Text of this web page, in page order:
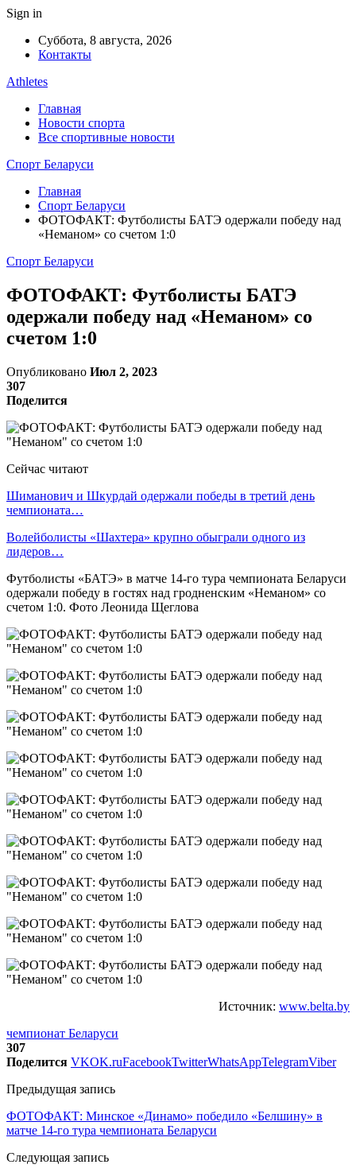
Sign in
Суббота, 8 августа, 2026
Контакты
Athletes
Главная
Новости спорта
Все спортивные новости
Спорт Беларуси
Главная
Спорт Беларуси
ФОТОФАКТ: Футболисты БАТЭ одержали победу над
«Неманом» со счетом 1:0
Спорт Беларуси
ФОТОФАКТ: Футболисты БАТЭ
одержали победу над «Неманом» со
счетом 1:0
Опубликовано Июл 2, 2023
307
Поделится
Сейчас читают
Шиманович и Шкурдай одержали победы в третий день
чемпионата…
Волейболисты «Шахтера» крупно обыграли одного из
лидеров…
Футболисты «БАТЭ» в матче 14-го тура чемпионата Беларуси
одержали победу в гостях над гродненским «Неманом» со
счетом 1:0. Фото Леонида Щеглова
Источник: www.belta.by
чемпионат Беларуси
307
Поделится VKOK.ruFacebookTwitterWhatsAppTelegramViber
Предыдущая запись
ФОТОФАКТ: Минское «Динамо» победило «Белшину» в
матче 14-го тура чемпионата Беларуси
Следующая запись